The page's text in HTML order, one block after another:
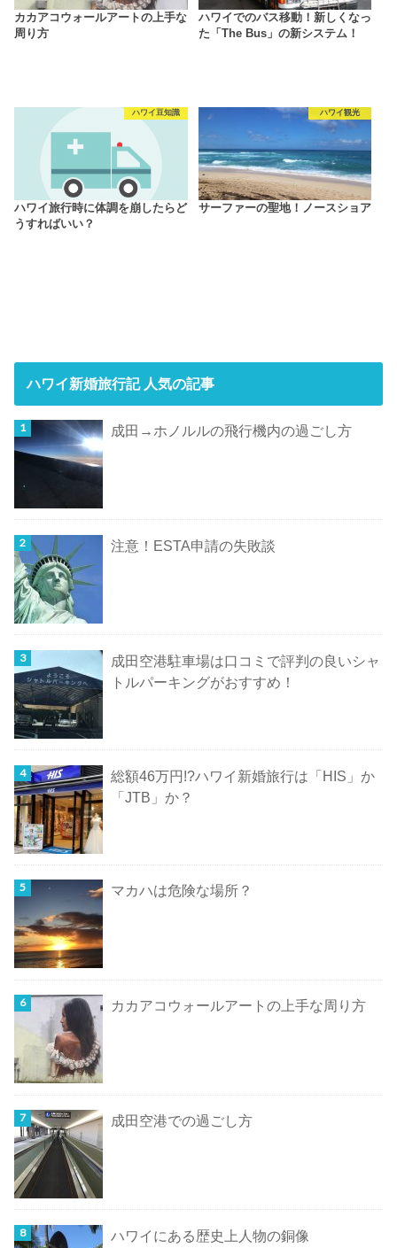
カカアコウォールアートの上手な
周り方
ハワイでのバス移動！新しくなっ
た「The Bus」の新システム！
ハワイ豆知識
ハワイ旅行時に体調を崩したらど
うすればいい？
ハワイ観光
サーファーの聖地！ノースショア
ハワイ新婚旅行記 人気の記事
成田→ホノルルの飛行機内の過ごし方
注意！ESTA申請の失敗談
成田空港駐車場は口コミで評判の良いシャ
トルパーキングがおすすめ！
総額46万円!?ハワイ新婚旅行は「HIS」か
「JTB」か？
マカハは危険な場所？
カカアコウォールアートの上手な周り方
成田空港での過ごし方
ハワイにある歴史上人物の銅像